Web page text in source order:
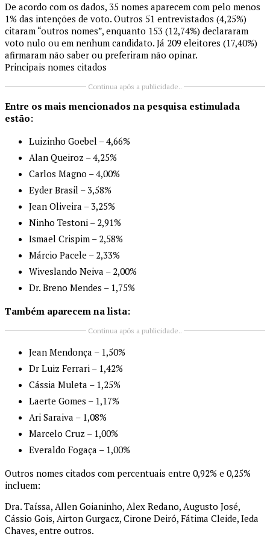
De acordo com os dados, 35 nomes aparecem com pelo menos
1% das intenções de voto. Outros 51 entrevistados (4,25%)
citaram “outros nomes”, enquanto 153 (12,74%) declararam
voto nulo ou em nenhum candidato. Já 209 eleitores (17,40%)
afirmaram não saber ou preferiram não opinar.
Principais nomes citados
Continua após a publicidade..
Entre os mais mencionados na pesquisa estimulada
estão:
Luizinho Goebel – 4,66%
Alan Queiroz – 4,25%
Carlos Magno – 4,00%
Eyder Brasil – 3,58%
Jean Oliveira – 3,25%
Ninho Testoni – 2,91%
Ismael Crispim – 2,58%
Márcio Pacele – 2,33%
Wiveslando Neiva – 2,00%
Dr. Breno Mendes – 1,75%
Também aparecem na lista:
Continua após a publicidade..
Jean Mendonça – 1,50%
Dr Luiz Ferrari – 1,42%
Cássia Muleta – 1,25%
Laerte Gomes – 1,17%
Ari Saraiva – 1,08%
Marcelo Cruz – 1,00%
Everaldo Fogaça – 1,00%
Outros nomes citados com percentuais entre 0,92% e 0,25%
incluem:
Dra. Taíssa, Allen Goianinho, Alex Redano, Augusto José,
Cássio Gois, Airton Gurgacz, Cirone Deiró, Fátima Cleide, Ieda
Chaves, entre outros.